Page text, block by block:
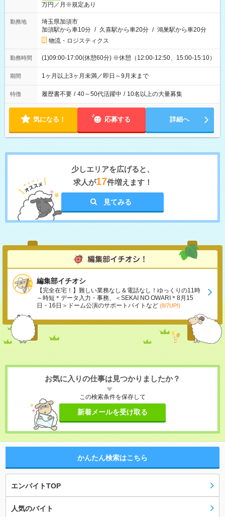
万円／月※規定あり
勤務地
埼玉県加須市
加須駅から車10分 / 久喜駅から車20分 / 鴻巣駅から車20分
物流・ロジスティクス
勤務時間 (1)09:00-17:00(休憩60分) ※休憩（12:00-12:50、15:00-15:10）
期間 1ヶ月以上3ヶ月未満／即日～9月末まで
特徴 履歴書不要 / 40～50代活躍中 / 10名以上の大量募集
気になる！ 応募する 詳細へ
少しエリアを広げると、
求人が17件増えます！
見てみる
編集部イチオシ
【完全在宅！】難しい業務なし＆電話なし！ゆっくりの11時
～時短＊データ入力・事務、＜SEKAI NO OWARI＊8月15
日・16日＞ドーム公演のサポートバイトなど (8/7UP!)
お気に入りの仕事は見つかりましたか？
この検索条件を保存して
新着メールを受け取る
かんたん検索はこちら
エンバイトTOP
人気のバイト